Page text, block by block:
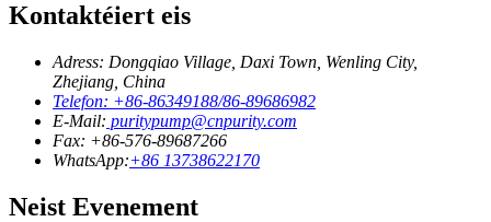
Kontaktéiert eis
Adress: Dongqiao Village, Daxi Town, Wenling City,
Zhejiang, China
Telefon: +86-86349188/86-89686982
E-Mail: puritypump@cnpurity.com
Fax: +86-576-89687266
WhatsApp:+86 13738622170
Neist Evenement